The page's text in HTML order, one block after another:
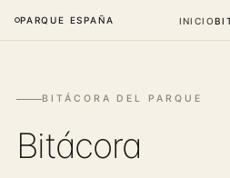
PARQUE ESPAÑA INICIO
BITÁCORA DEL PARQUE
Bitácora